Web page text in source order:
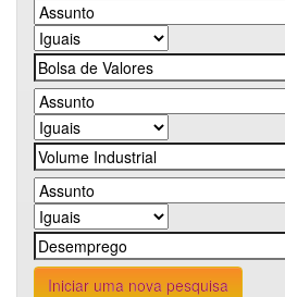
Iniciar uma nova pesquisa